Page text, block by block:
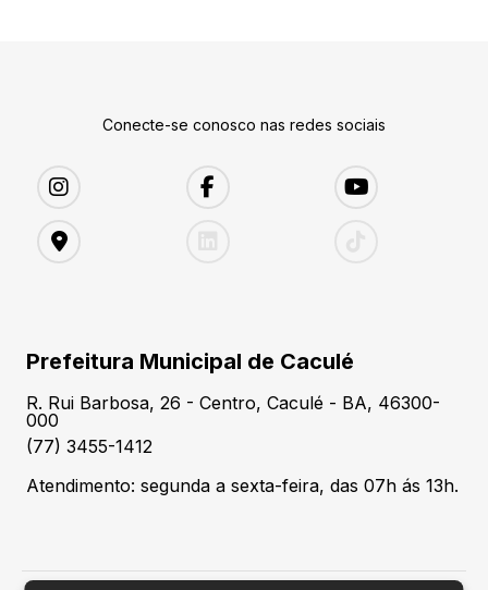
Conecte-se conosco nas redes sociais
Prefeitura Municipal de Caculé
R. Rui Barbosa, 26 - Centro, Caculé - BA, 46300-
000
(77) 3455-1412
Atendimento: segunda a sexta-feira, das 07h ás 13h.